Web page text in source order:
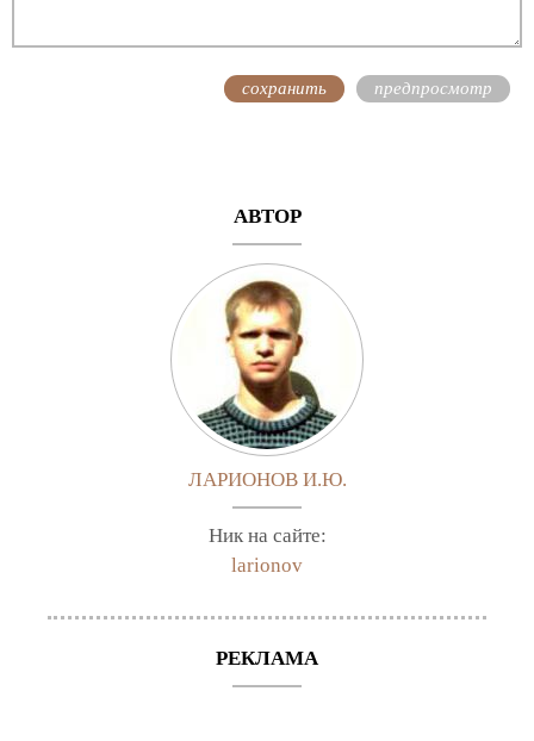
АВТОР
ЛАРИОНОВ И.Ю.
Ник на сайте:
larionov
РЕКЛАМА